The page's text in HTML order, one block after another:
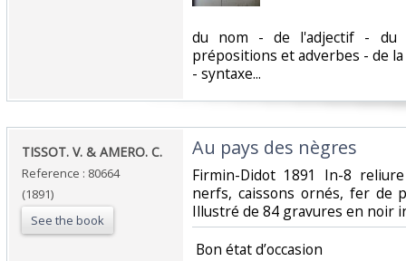
‎du nom - de l'adjectif -
prépositions et adverbes - de
- syntaxe... ‎
‎TISSOT. V. & AMERO. C. ‎
Reference : 80664
(1891)
See the book
‎Au pays des nègres‎
‎Firmin-Didot 1891 In-8
nerfs, caissons ornés, fer de
Illustré de 84 gravures en noir
‎ Bon état d’occasion ‎